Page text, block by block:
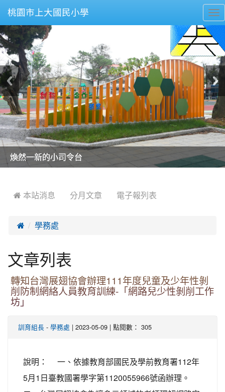
桃園市上大國民小學
美麗的操場是我們活力的來源
美麗的操場是我們活力的來源
煥然一新的小司令台
煥然一新的小司令台
富含桃園埤塘田園風光意象的中廊
富含桃園埤塘田園風光意象的中廊
嶄新的中庭廣場
嶄新的中庭廣場
水生池生生不息
水生池生生不息
 本站消息 分月文章 電子報列表
 學務處
文章列表
轉知台灣展翅協會辦理111年度兒童及少年性剝
削防制網絡人員教育訓練-「網路兒少性剝削工作
坊」
訓育組長 - 學務處 | 2023-05-09 | 點閱數： 305
說明： 一、依據教育部國民及學前教育署112年
5月1日臺教國署學字第1120055966號函辦理。